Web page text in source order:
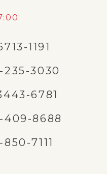
1191
235-3030
6781
409-8688
7111